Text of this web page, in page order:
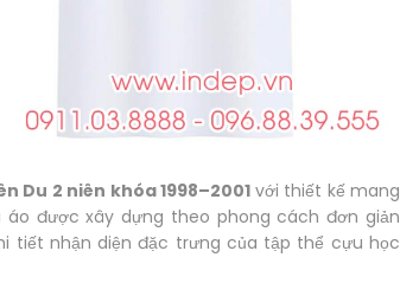
Du 2 niên khóa 1998–2001với thiết kế mang
được xây dựng theo phong cách đơn giản
tiết nhận diện đặc trưng của tập thể cựu học